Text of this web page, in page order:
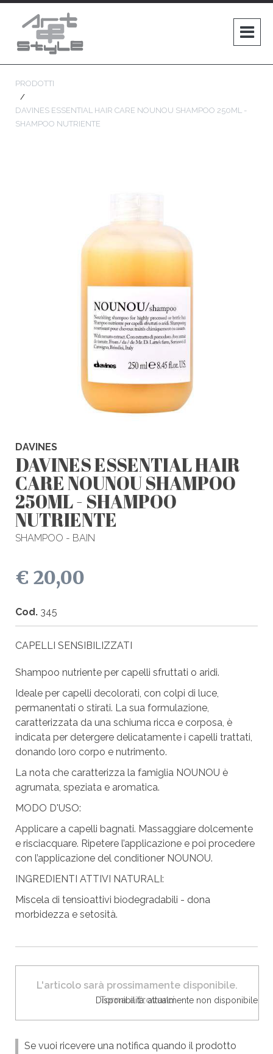
PRODOTTI
DAVINES ESSENTIAL HAIR CARE NOUNOU SHAMPOO 250ML -
SHAMPOO NUTRIENTE
DAVINES
DAVINES ESSENTIAL HAIR
CARE NOUNOU SHAMPOO
250ML - SHAMPOO
NUTRIENTE
SHAMPOO - BAIN
€ 20,00
Cod. 345
CAPELLI SENSIBILIZZATI
Shampoo nutriente per capelli sfruttati o aridi.
Ideale per capelli decolorati, con colpi di luce,
permanentati o stirati. La sua formulazione,
caratterizzata da una schiuma ricca e corposa, è
indicata per detergere delicatamente i capelli trattati,
donando loro corpo e nutrimento.
La nota che caratterizza la famiglia NOUNOU è
agrumata, speziata e aromatica.
MODO D'USO:
Applicare a capelli bagnati. Massaggiare dolcemente
e risciacquare. Ripetere l’applicazione e poi procedere
con l’applicazione del conditioner NOUNOU.
INGREDIENTI ATTIVI NATURALI:
Miscela di tensioattivi biodegradabili - dona
morbidezza e setosità.
L'articolo sarà prossimamente disponibile.
Torna a trovarci
Disponibilità: attualmente non disponibile
Se vuoi ricevere una notifica quando il prodotto